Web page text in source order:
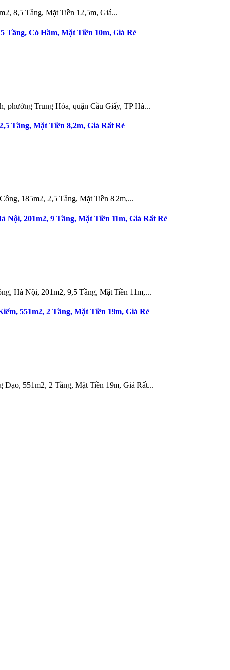
8,5 Tầng, Mặt Tiền 12,5m, Giá...
Tầng, Có Hầm, Mặt Tiền 10m, Giá Rẻ
phường Trung Hòa, quận Cầu Giấy, TP Hà...
Tầng, Mặt Tiền 8,2m, Giá Rất Rẻ
185m2, 2,5 Tầng, Mặt Tiền 8,2m,...
201m2, 9 Tầng, Mặt Tiền 11m, Giá Rất Rẻ
Hà Nội, 201m2, 9,5 Tầng, Mặt Tiền 11m,...
551m2, 2 Tầng, Mặt Tiền 19m, Giá Rẻ
Đạo, 551m2, 2 Tầng, Mặt Tiền 19m, Giá Rất...